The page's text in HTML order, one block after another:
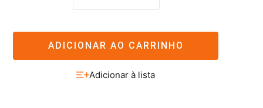
ADICIONAR AO CARRINHO